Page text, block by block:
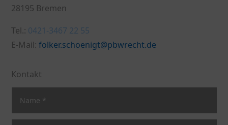
28195 Bremen
Tel.: 0421-3467 22 55
E-Mail:folker.schoenigt@pbwrecht.de
Kontakt